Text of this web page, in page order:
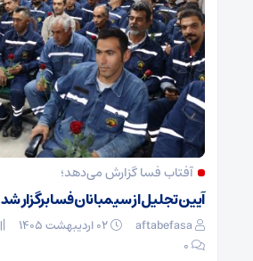
آفتاب فسا گزارش می‌دهد؛
آیین تجلیل از سیمبانان فسا برگزار شد
aftabefasa
۰